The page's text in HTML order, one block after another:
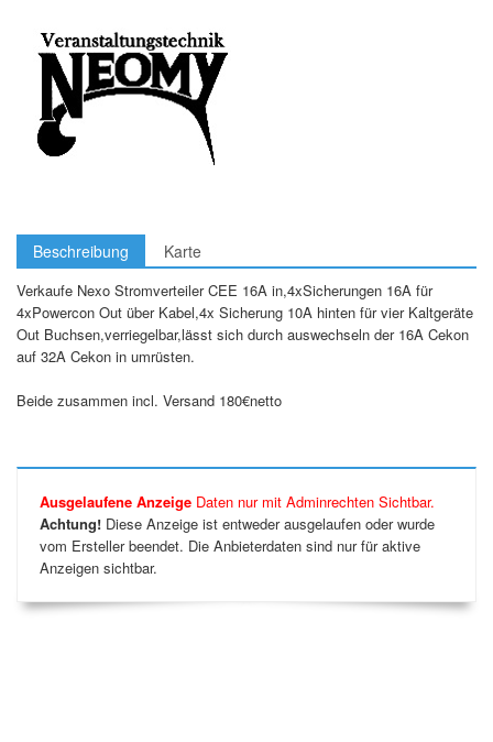
Beschreibung Karte
Verkaufe Nexo Stromverteiler CEE 16A in,4xSicherungen 16A für
4xPowercon Out über Kabel,4x Sicherung 10A hinten für vier Kaltgeräte
Out Buchsen,verriegelbar,lässt sich durch auswechseln der 16A Cekon
auf 32A Cekon in umrüsten.
Beide zusammen incl. Versand 180€netto
Ausgelaufene Anzeige Daten nur mit Adminrechten Sichtbar.
Achtung! Diese Anzeige ist entweder ausgelaufen oder wurde
vom Ersteller beendet. Die Anbieterdaten sind nur für aktive
Anzeigen sichtbar.